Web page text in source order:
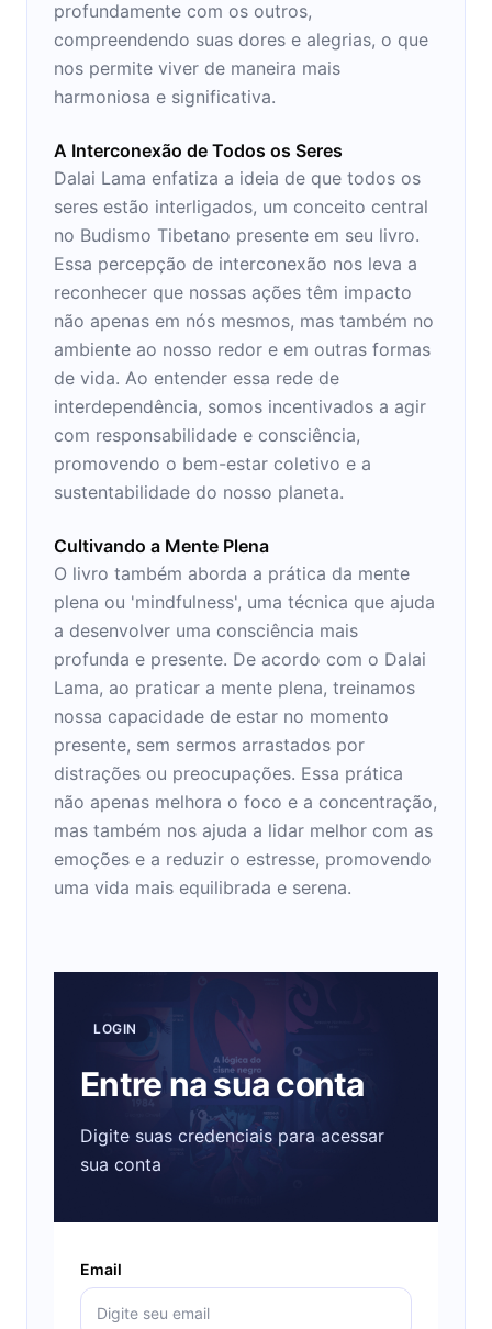
profundamente com os outros,
compreendendo suas dores e alegrias, o que
nos permite viver de maneira mais
harmoniosa e significativa.
A Interconexão de Todos os Seres
Dalai Lama enfatiza a ideia de que todos os
seres estão interligados, um conceito central
no Budismo Tibetano presente em seu livro.
Essa percepção de interconexão nos leva a
reconhecer que nossas ações têm impacto
não apenas em nós mesmos, mas também no
ambiente ao nosso redor e em outras formas
de vida. Ao entender essa rede de
interdependência, somos incentivados a agir
com responsabilidade e consciência,
promovendo o bem-estar coletivo e a
sustentabilidade do nosso planeta.
Cultivando a Mente Plena
O livro também aborda a prática da mente
plena ou 'mindfulness', uma técnica que ajuda
a desenvolver uma consciência mais
profunda e presente. De acordo com o Dalai
Lama, ao praticar a mente plena, treinamos
nossa capacidade de estar no momento
presente, sem sermos arrastados por
distrações ou preocupações. Essa prática
não apenas melhora o foco e a concentração,
mas também nos ajuda a lidar melhor com as
emoções e a reduzir o estresse, promovendo
uma vida mais equilibrada e serena.
LOGIN
Entre na sua conta
Digite suas credenciais para acessar
sua conta
Email